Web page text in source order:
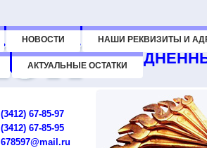
НОВОСТИ НАШИ РЕКВИЗИТЫ И
АКТУАЛЬНЫЕ ОСТАТКИ
(3412) 67-85-97
(3412) 67-85-95
678597@mail.ru